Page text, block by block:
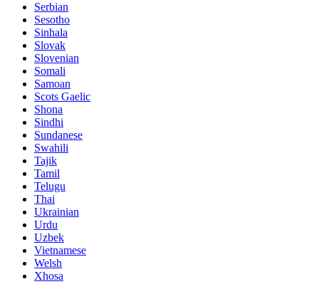
Serbian
Sesotho
Sinhala
Slovak
Slovenian
Somali
Samoan
Scots Gaelic
Shona
Sindhi
Sundanese
Swahili
Tajik
Tamil
Telugu
Thai
Ukrainian
Urdu
Uzbek
Vietnamese
Welsh
Xhosa